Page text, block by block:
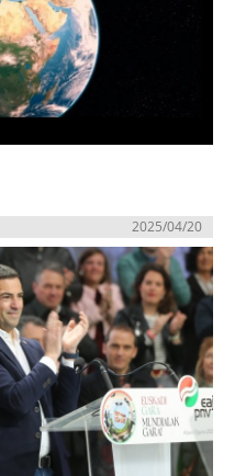
2025/04/20